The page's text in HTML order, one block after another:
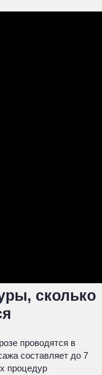
сколько
проводятся в
составляет до 7
процедур